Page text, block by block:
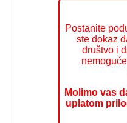
Postanite
ste dokaz
društvo i
Molimo vas
uplatom